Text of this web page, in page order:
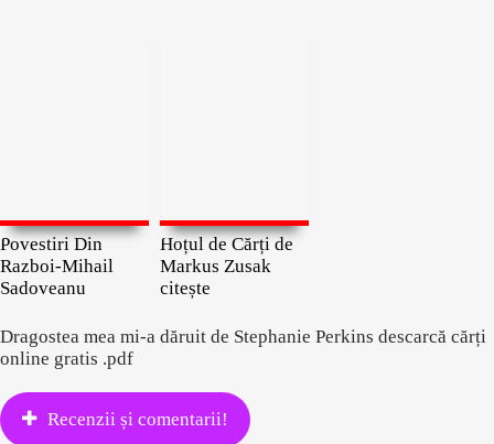
Povestiri Din
Razboi-Mihail
Sadoveanu
Hoțul de Cărți de
Markus Zusak
citește
Dragostea mea mi-a dăruit de Stephanie Perkins descarcă cărți
online gratis .pdf
Recenzii și comentarii!